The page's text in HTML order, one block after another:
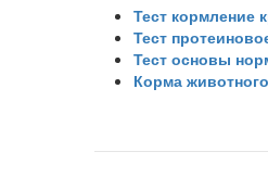
Тест кормление
Тест
Тест основы
Корма